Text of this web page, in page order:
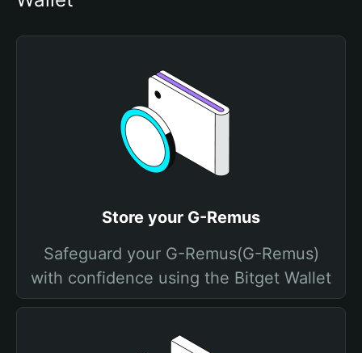
Store your G-Remus
Safeguard your G-Remus(G-Remus)
with confidence using the Bitget Wallet